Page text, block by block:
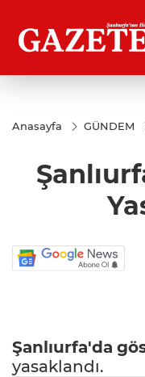
Anasayfa GÜNDEM
Şanlıurfa'da
yasaklandı.